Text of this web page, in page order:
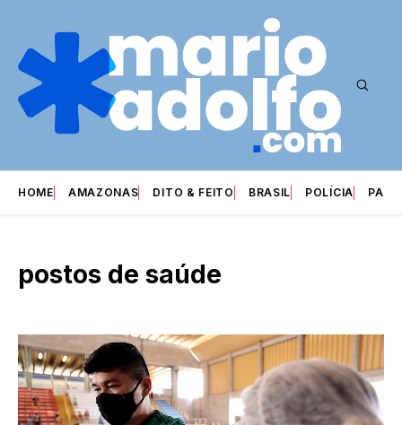
HOME AMAZONAS DITO & FEITO BRASIL POLÍCIA
postos de saúde